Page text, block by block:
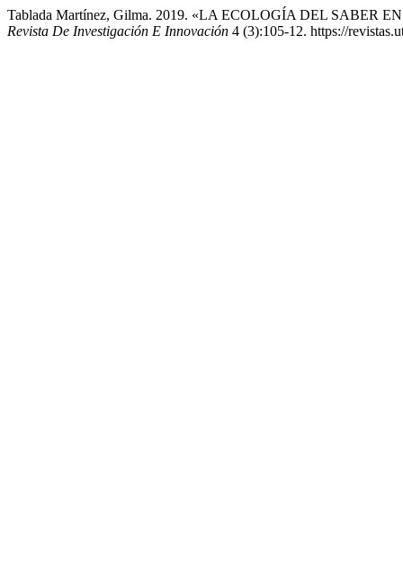
Tablada Martínez, Gilma. 2019. «LA ECOLOGÍA DEL SABER
Revista De Investigación E Innovación 4 (3):105-12. https://